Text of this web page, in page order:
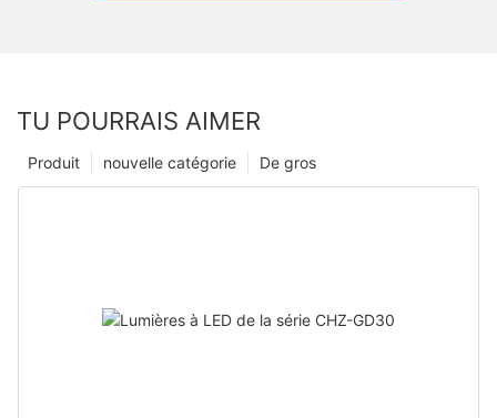
TU POURRAIS AIMER
De gros
nouvelle catégorie
Produit